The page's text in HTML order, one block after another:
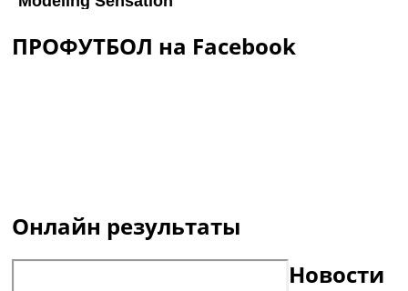
ПРОФУТБОЛ на Facebook
Онлайн результаты
Новости